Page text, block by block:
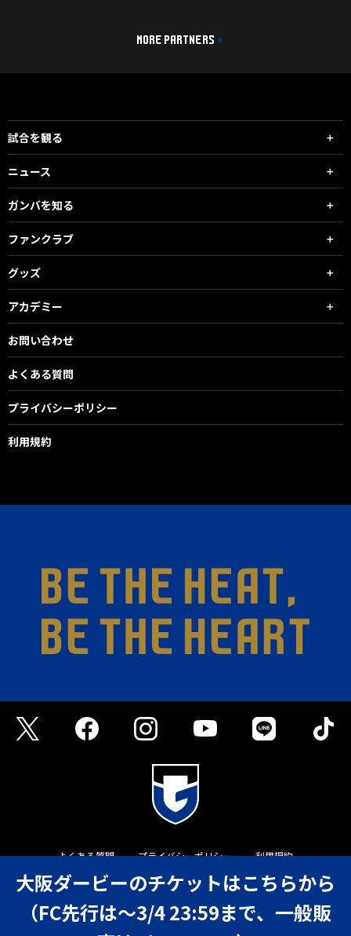
大阪ダービーのチケットはこちらから
（FC先行は～3/4 23:59まで、一般販
MORE PARTNERS
試合を観る
ニュース
ガンバを知る
ファンクラブ
グッズ
アカデミー
お問い合わせ
よくある質問
プライバシーポリシー
利用規約
よくある質問 プライバシーポリシー 利用規約
©GAMBA OSAKA